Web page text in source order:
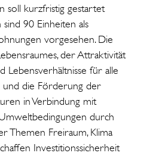
soll kurzfristig gestartet
90 Einheiten als
vorgesehen. Die
der Attraktivität
Lebensverhältnisse für alle
die Förderung der
in Verbindung mit
durch
Themen Freiraum, Klima
Investitionssicherheit